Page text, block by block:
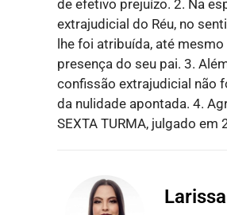
de efetivo prejuízo. 2. Na
extrajudicial do Réu, no
lhe foi atribuída, até
presença do seu pai. 3.
confissão extrajudicial não
da nulidade apontada. 4.
SEXTA TURMA, julgado